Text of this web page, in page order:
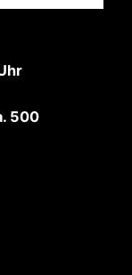
500